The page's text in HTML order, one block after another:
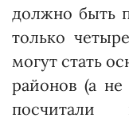
должно быть
только
могут стать
районов (а не